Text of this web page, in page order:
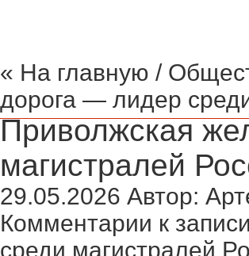
« На главную /
дорога — лидер
Приволжская
магистралей
29.05.2026 Автор:
Комментарии к
среди магистралей